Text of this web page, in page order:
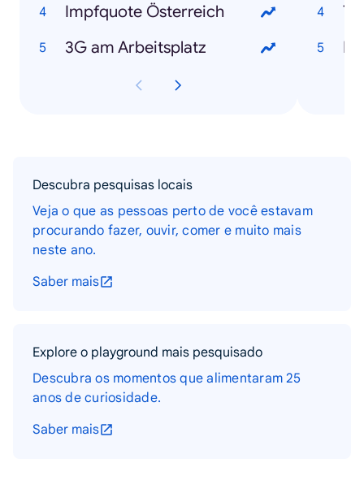
Impfquote Österreich
3G am Arbeitsplatz
Descubra pesquisas locais
Veja o que as pessoas perto de você estavam
procurando fazer, ouvir, comer e muito mais
neste ano.
Saber mais
Explore o playground mais pesquisado
Descubra os momentos que alimentaram 25
anos de curiosidade.
Saber mais